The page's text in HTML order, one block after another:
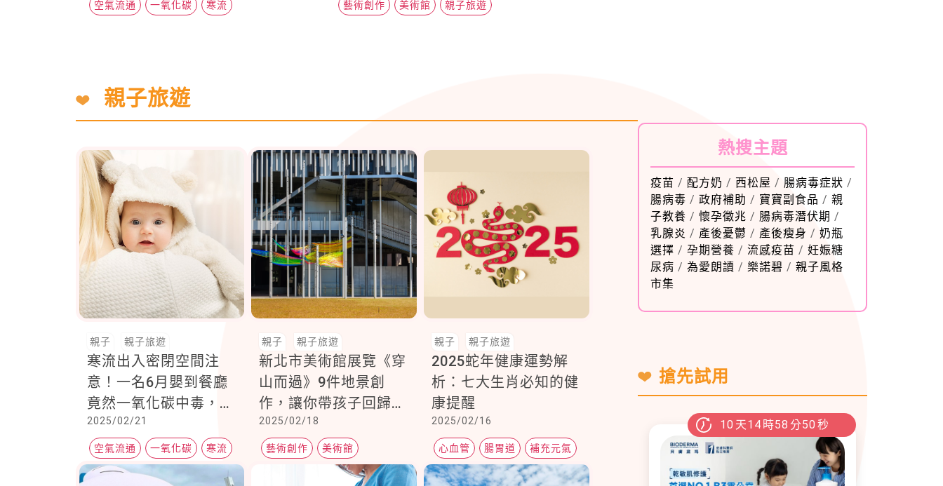
空氣流通 一氧化碳 寒流 藝術創作 美術館 親子旅遊
親子旅遊
親子 親子旅遊
寒流出入密閉空間注
意！一名6月嬰到餐廳
竟然一氧化碳中毒，高
壓氧治療後還需要觀察
240天
2025/02/21
空氣流通 一氧化碳 寒流
親子 親子旅遊
新北市美術館展覽《穿
山而過》9件地景創
作，讓你帶孩子回歸自
然欣賞藝術之美
2025/02/18
藝術創作 美術館
親子 親子旅遊
2025蛇年健康運勢解
析：七大生肖必知的健
康提醒
2025/02/16
心血管 腸胃道 補充元氣
熱搜主題
疫苗 / 配方奶 / 西松屋 / 腸病毒症狀 /
腸病毒 / 政府補助 / 寶寶副食品 / 親
子教養 / 懷孕徵兆 / 腸病毒潛伏期 /
乳腺炎 / 產後憂鬱 / 產後瘦身 / 奶瓶
選擇 / 孕期營養 / 流感疫苗 / 妊娠糖
尿病 / 為愛朗讀 / 樂諾碧 / 親子風格
市集
搶先試用
10 天14 時58 分48 秒